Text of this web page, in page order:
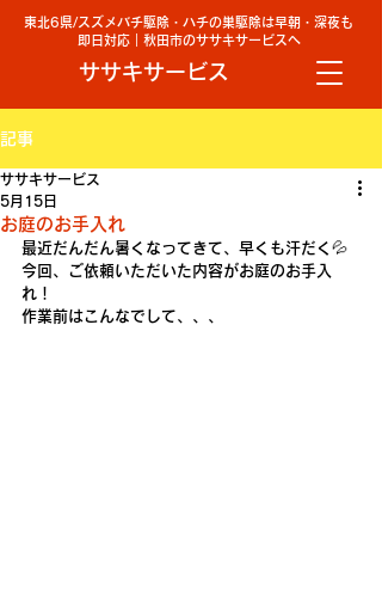
東北6県/スズメバチ駆除・ハチの巣駆除は早朝・深夜も
即日対応｜秋田市のササキサービスへ
ササキサービス
記事
お庭のお手入れ
ササキサービス
5月15日
最近だんだん暑くなってきて、早くも汗だく💦
今回、ご依頼いただいた内容がお庭のお手入
れ！
作業前はこんなでして、、、